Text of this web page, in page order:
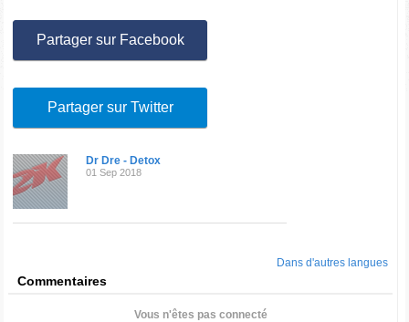
Partager sur Facebook
Partager sur Twitter
Dr Dre - Detox
01 Sep 2018
Dans d'autres langues
Commentaires
Vous n'êtes pas connecté